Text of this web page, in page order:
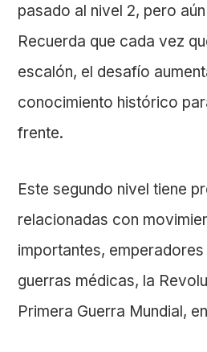
pasado al nivel 2, pero
Recuerda que cada vez
escalón, el desafío
conocimiento histórico
frente.
Este segundo nivel tiene
relacionadas con
importantes,
guerras médicas, la
Primera Guerra Mundial,